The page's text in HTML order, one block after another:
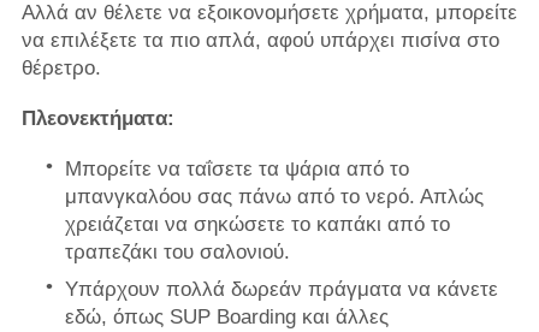
Αλλά αν θέλετε να εξοικονομήσετε χρήματα, μπορείτε
να επιλέξετε τα πιο απλά, αφού υπάρχει πισίνα στο
θέρετρο.
Πλεονεκτήματα:
Μπορείτε να ταΐσετε τα ψάρια από το
μπανγκαλόου σας πάνω από το νερό. Απλώς
χρειάζεται να σηκώσετε το καπάκι από το
τραπεζάκι του σαλονιού.
Υπάρχουν πολλά δωρεάν πράγματα να κάνετε
εδώ, όπως SUP Boarding και άλλες